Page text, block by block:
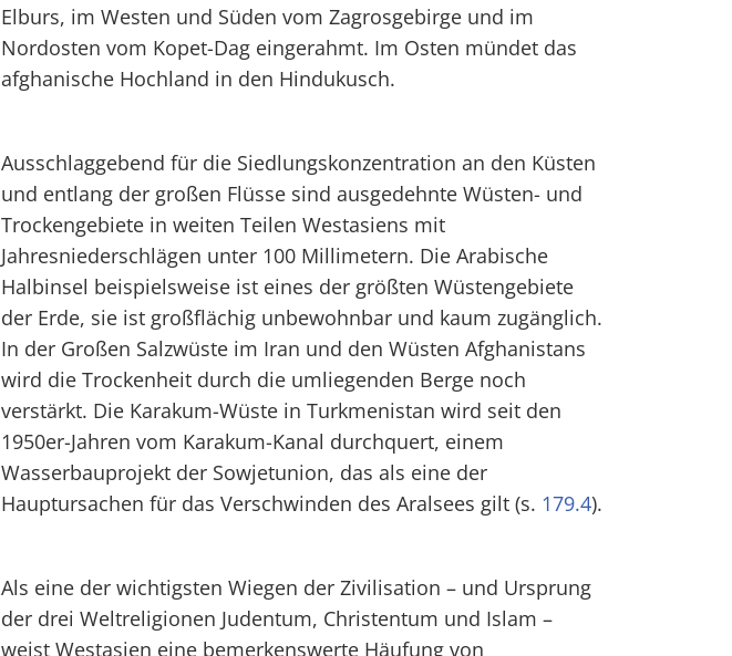
Elburs, im Westen und Süden vom Zagrosgebirge und im
Nordosten vom Kopet-Dag eingerahmt. Im Osten mündet das
afghanische Hochland in den Hindukusch.
Ausschlaggebend für die Siedlungskonzentration an den Küsten
und entlang der großen Flüsse sind ausgedehnte Wüsten- und
Trockengebiete in weiten Teilen Westasiens mit
Jahresniederschlägen unter 100 Millimetern. Die Arabische
Halbinsel beispielsweise ist eines der größten Wüstengebiete
der Erde, sie ist großflächig unbewohnbar und kaum zugänglich.
In der Großen Salzwüste im Iran und den Wüsten Afghanistans
wird die Trockenheit durch die umliegenden Berge noch
verstärkt. Die Karakum-Wüste in Turkmenistan wird seit den
1950er-Jahren vom Karakum-Kanal durchquert, einem
Wasserbauprojekt der Sowjetunion, das als eine der
Hauptursachen für das Verschwinden des Aralsees gilt (s. 179.4).
Als eine der wichtigsten Wiegen der Zivilisation – und Ursprung
der drei Weltreligionen Judentum, Christentum und Islam –
weist Westasien eine bemerkenswerte Häufung von